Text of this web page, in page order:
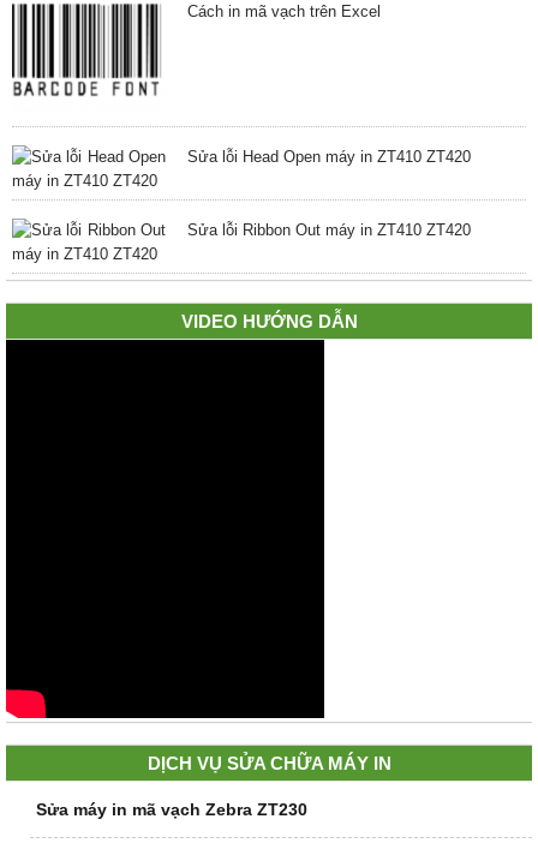
Cách in mã vạch trên Excel
Sửa lỗi Head Open máy in ZT410 ZT420
Sửa lỗi Ribbon Out máy in ZT410 ZT420
VIDEO HƯỚNG DẪN
DỊCH VỤ SỬA CHỮA MÁY IN
Sửa máy in mã vạch Zebra ZT230